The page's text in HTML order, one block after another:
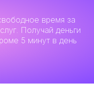
время за
Получай деньги
5 минут в день